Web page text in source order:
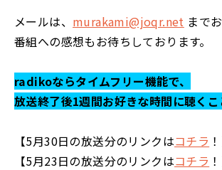
メールは、 murakami@joqr.net まで
番組への感想もお待ちしております。
radikoならタイムフリー機能で、
放送終了後1週間お好きな時間に聴くこ
【5月30日の放送分のリンクはコチラ
【5月23日の放送分のリンクはコチラ